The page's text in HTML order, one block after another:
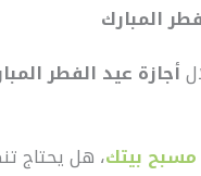
المبارك
أجازة عيد الفطر
مسبح بيتك، هل يحتاج